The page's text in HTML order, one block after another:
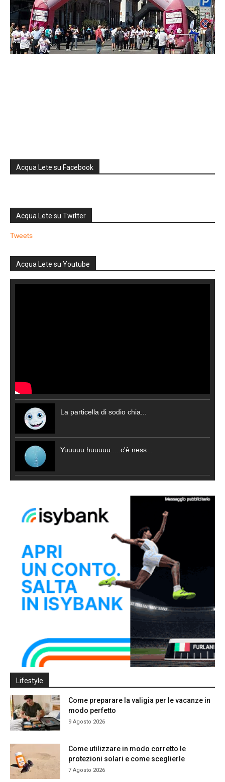
Acqua Lete su Facebook
Acqua Lete su Twitter
Tweets
Acqua Lete su Youtube
La particella di sodio chia...
Yuuuuu huuuuu.....c'è ness...
Lifestyle
Come preparare la valigia per le vacanze in
modo perfetto
9 Agosto 2026
Come utilizzare in modo corretto le
protezioni solari e come sceglierle
7 Agosto 2026